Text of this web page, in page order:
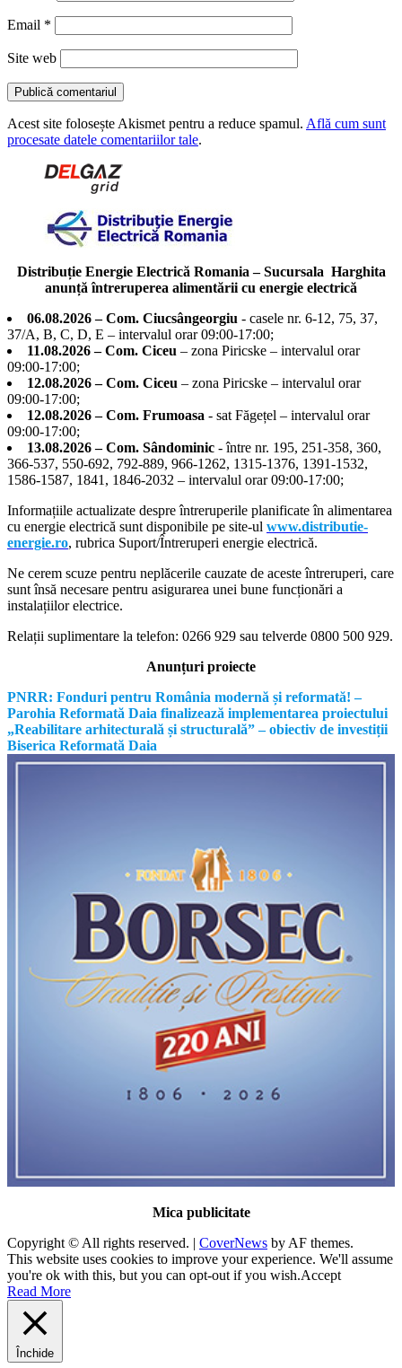
Email *
Site web
Acest site folosește Akismet pentru a reduce spamul. Află cum sunt
procesate datele comentariilor tale.
Distribuție Energie Electrică Romania – Sucursala Harghita
anunță întreruperea alimentării cu energie electrică
06.08.2026 – Com. Ciucsângeorgiu - casele nr. 6-12, 75, 37,
37/A, B, C, D, E – intervalul orar 09:00-17:00;
11.08.2026 – Com. Ciceu – zona Piricske – intervalul orar
09:00-17:00;
12.08.2026 – Com. Ciceu – zona Piricske – intervalul orar
09:00-17:00;
12.08.2026 – Com. Frumoasa - sat Făgețel – intervalul orar
09:00-17:00;
13.08.2026 – Com. Sândominic - între nr. 195, 251-358, 360,
366-537, 550-692, 792-889, 966-1262, 1315-1376, 1391-1532,
1586-1587, 1841, 1846-2032 – intervalul orar 09:00-17:00;
Informațiile actualizate despre întreruperile planificate în alimentarea
cu energie electrică sunt disponibile pe site-ul www.distributie-
energie.ro, rubrica Suport/Întreruperi energie electrică.
Ne cerem scuze pentru neplăcerile cauzate de aceste întreruperi, care
sunt însă necesare pentru asigurarea unei bune funcționări a
instalațiilor electrice.
Relații suplimentare la telefon: 0266 929 sau telverde 0800 500 929.
Anunțuri proiecte
PNRR: Fonduri pentru România modernă și reformată! –
Parohia Reformată Daia finalizează implementarea proiectului
„Reabilitare arhitecturală și structurală” – obiectiv de investiții
Biserica Reformată Daia
Mica publicitate
Copyright © All rights reserved. | CoverNews by AF themes.
This website uses cookies to improve your experience. We'll assume
you're ok with this, but you can opt-out if you wish.Accept
Read More
Închide